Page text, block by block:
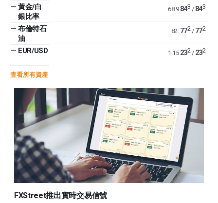
— 黃金/白
銀比率
68.9 843 / 843
— 布倫特石
油
82. 772/ 772
— EUR/USD 1.15 232/ 232
查看所有資產
FXStreet推出實時交易信號